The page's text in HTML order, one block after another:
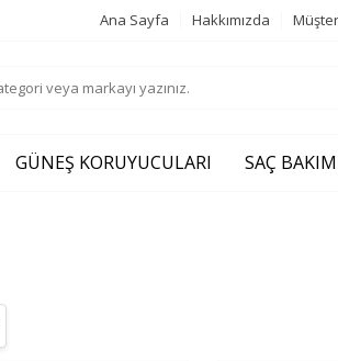
Ana Sayfa Hakkımızda
GÜNEŞ KORUYUCULARI SAÇ